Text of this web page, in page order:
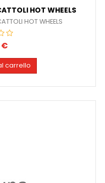
HOT WHEELS
HOT WHEELS
€
carrello